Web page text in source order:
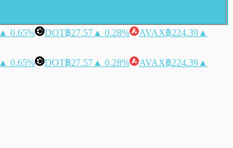
▲ 0.65% DOT฿27.57 ▲ 0.28% AVAX฿224.39 ▲
▲ 0.65% DOT฿27.57 ▲ 0.28% AVAX฿224.39 ▲